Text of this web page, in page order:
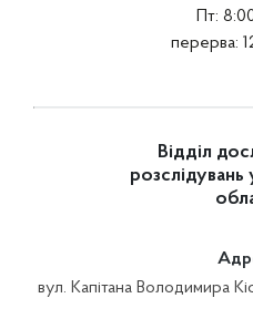
Пт:
перерва:
Відділ
розслідувань
вул. Капітана Володимира